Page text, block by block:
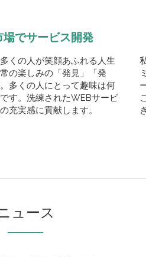
でサービス開発
くの人が笑顔あふれる人生
の楽しみの「発見」「発
多くの人にとって趣味は何
す。洗練されたWEBサービ
充実感に貢献します。
ュース